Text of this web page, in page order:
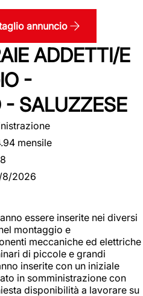
annuncio
ADDETTI/E
-
- SALUZZESE
mensile
8/2026
essere inserite nei diversi
montaggio e
meccaniche ed elettriche
di piccole e grandi
inserite con un iniziale
in somministrazione con
disponibilità a lavorare su